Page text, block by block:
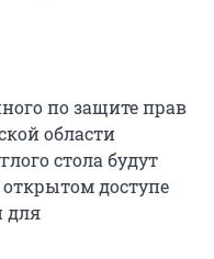
по защите прав
области
стола будут
доступе
для